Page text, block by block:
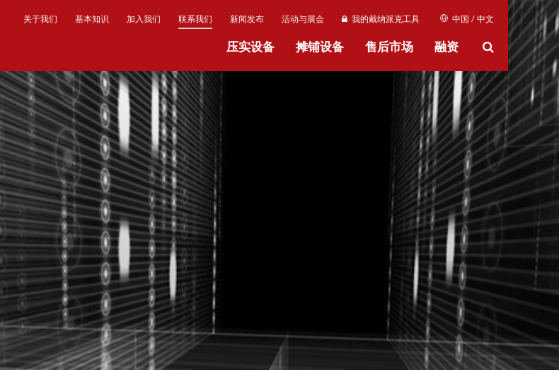
关于我们 基本知识 加入我们 联系我们 新闻发布 活动与展会 我的戴纳派克工具 中国 / 中文
压实设备 摊铺设备 售后市场 融资